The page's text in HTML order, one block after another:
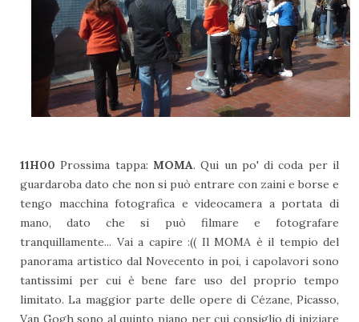
11H00 Prossima tappa: MOMA. Qui un po' di coda per il
guardaroba dato che non si può entrare con zaini e borse e
tengo macchina fotografica e videocamera a portata di
mano, dato che si può filmare e fotografare
tranquillamente... Vai a capire :(( Il MOMA è il tempio del
panorama artistico dal Novecento in poi, i capolavori sono
tantissimi per cui è bene fare uso del proprio tempo
limitato. La maggior parte delle opere di Cézane, Picasso,
Van Gogh sono al quinto piano per cui consiglio di iniziare